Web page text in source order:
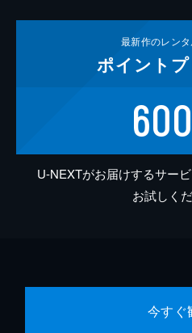
最新作のレン
ポイント
600
U-NEXTがお届けするサー
お試しくだ
今すぐ